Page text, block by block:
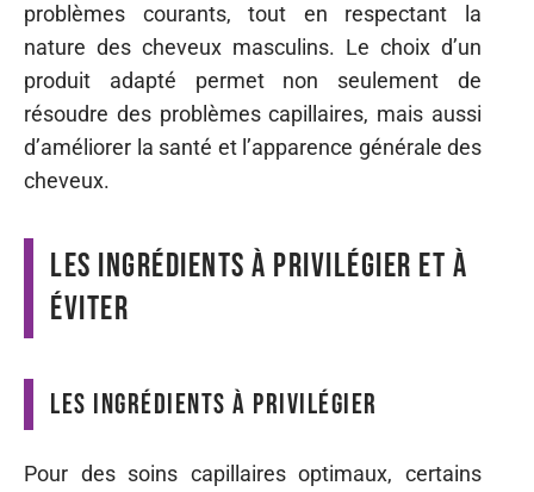
problèmes courants, tout en respectant la
nature des cheveux masculins. Le choix d’un
produit adapté permet non seulement de
résoudre des problèmes capillaires, mais aussi
d’améliorer la santé et l’apparence générale des
cheveux.
Les ingrédients à privilégier et à
éviter
Les ingrédients à privilégier
Pour des soins capillaires optimaux, certains